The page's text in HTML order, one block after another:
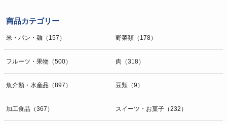
商品カテゴリー
米・パン・麺（157） 野菜類（178）
フルーツ・果物（500） 肉（318）
魚介類・水産品（897） 豆類（9）
加工食品（367） スイーツ・お菓子（232）